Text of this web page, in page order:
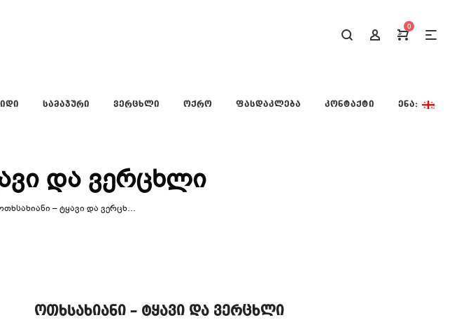
0
ᲡᲐᲛᲐᲯᲣᲠᲘ ᲕᲔᲠᲪᲮᲚᲘ ᲝᲥᲠᲝ ᲤᲐᲡᲓᲐᲙᲚᲔᲑᲐ ᲙᲝᲜᲢᲐᲥᲢᲘ ᲔᲜᲐ:
და ვერცხლი
ᲝᲗᲮᲡᲐᲮᲘᲐᲜᲘ – ᲢᲧᲐᲕᲘ ᲓᲐ ᲕᲔᲠᲪᲮᲚᲘ
ოთხსახიანი – ტყავი და ვერცხლი